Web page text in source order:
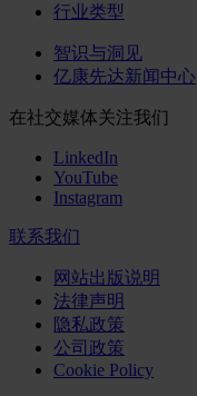
行业类型
智识与洞见
亿康先达新闻中心
在社交媒体关注我们
LinkedIn
YouTube
Instagram
联系我们
网站出版说明
法律声明
隐私政策
公司政策
Cookie Policy